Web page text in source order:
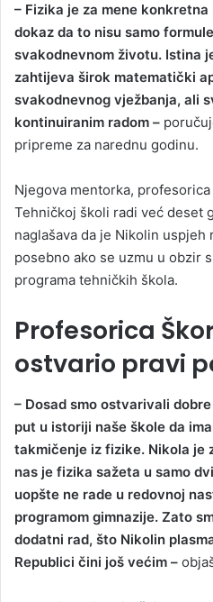
– Fizika je za mene
dokaz da to nisu samo
svakodnevnom životu. Istina
zahtijeva širok matematički
svakodnevnog vježbanja, ali
kontinuiranim radom –
pripreme za narednu godinu.
Njegova mentorka,
Tehničkoj školi radi već deset
naglašava da je Nikolin
posebno ako se uzmu u obzir
programa tehničkih škola.
Profesorica
ostvario pravi
– Dosad smo ostvarivali
put u istoriji naše škole da
takmičenje iz fizike. Nikola je
nas je fizika sažeta u samo
uopšte ne rade u redovnoj
programom gimnazije. Zato
dodatni rad, što Nikolin
Republici čini još većim –